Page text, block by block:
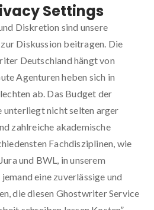
Settings
Diskretion sind unsere
Diskussion beitragen. Die
Deutschland hängt von
Agenturen heben sich in
ab. Das Budget der
unterliegt nicht selten arger
zahlreiche akademische
Fachdisziplinen, wie
und BWL, in unserem
eine zuverlässige und
die diesen Ghostwriter Service